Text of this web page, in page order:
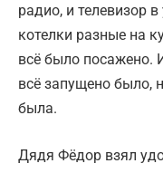
радио, и телевизор
котелки разные на
всё было посажено.
всё запущено было,
была.
Дядя Фёдор взял